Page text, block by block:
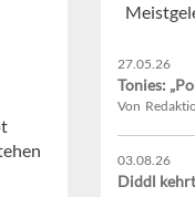
27.05.26
Tonies:
Von
03.08.26
Diddl